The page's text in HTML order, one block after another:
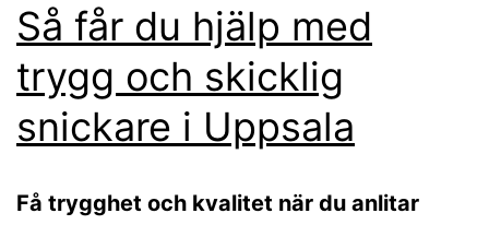
Så får du hjälp med
trygg och skicklig
snickare i Uppsala
Få trygghet och kvalitet när du anlitar